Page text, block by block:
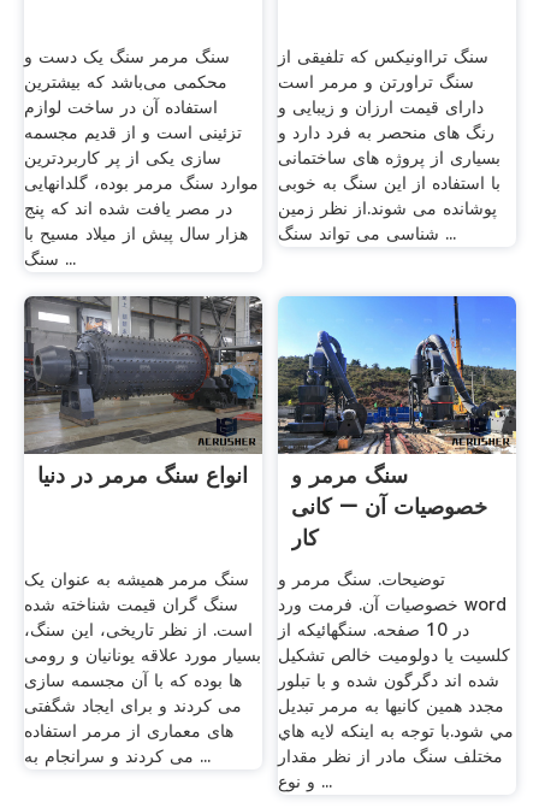
سنگ مرمر سنگ یک دست و
محکمی می‌باشد که بیشترین
استفاده آن در ساخت لوازم
تزئینی است و از قدیم مجسمه
سازی یکی از پر کاربردترین
موارد سنگ مرمر بوده، گلدانهایی
در مصر یافت شده اند که پنج
هزار سال پیش از میلاد مسیح با
سنگ ...
سنگ ترااونیکس که تلفیقی از
سنگ تراورتن و مرمر است
دارای قیمت ارزان و زیبایی و
رنگ های منحصر به فرد دارد و
بسیاری از پروژه های ساختمانی
با استفاده از این سنگ به خوبی
پوشانده می شوند.از نظر زمین
شناسی می تواند سنگ ...
انواع سنگ مرمر در دنیا
سنگ مرمر همیشه به عنوان یک
سنگ گران قیمت شناخته شده
است. از نظر تاریخی، این سنگ،
بسیار مورد علاقه یونانیان و رومی
ها بوده که با آن مجسمه سازی
می کردند و برای ایجاد شگفتی
های معماری از مرمر استفاده
می کردند و سرانجام به ...
سنگ مرمر و
خصوصیات آن – کانی
کار
توضیحات. سنگ مرمر و
خصوصیات آن. فرمت ورد word
در 10 صفحه. سنگهائيكه از
كلسيت يا دولوميت خالص تشكيل
شده اند دگرگون شده و با تبلور
مجدد همين كانيها به مرمر تبديل
مي شود.با توجه به اينكه لايه هاي
مختلف سنگ مادر از نظر مقدار
و نوع ...